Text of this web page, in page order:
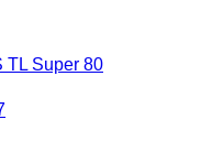
TL Super 80